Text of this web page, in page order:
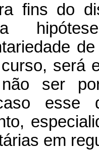
fins do
será
não ser
esse
em